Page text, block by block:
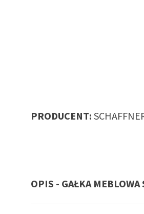
PRODUCENT:
OPIS - GAŁKA